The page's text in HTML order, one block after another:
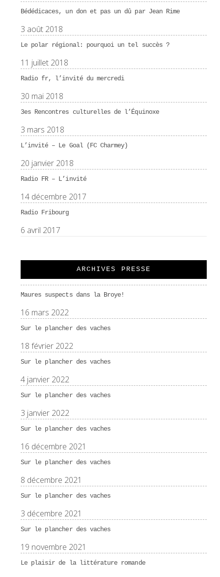
Bédédicaces, un don et pas un dû par Jean Rime
3 août 2018
Le polar régional: pourquoi un tel succès ?
11 juillet 2018
Radio fr, l’invité du mercredi
30 mai 2018
3es Rencontres culturelles de l’Équinoxe
3 mars 2018
L’invité – Le Goal (FC Charmey)
20 janvier 2018
Radio FR – L’invité
14 décembre 2017
Radio Fribourg
6 avril 2017
ARCHIVES PRESSE
Maures suspects dans la Broye!
16 mars 2022
Sur le plancher des vaches
18 février 2022
Sur le plancher des vaches
4 janvier 2022
Sur le plancher des vaches
3 janvier 2022
Sur le plancher des vaches
16 décembre 2021
Sur le plancher des vaches
8 décembre 2021
Sur le plancher des vaches
3 décembre 2021
Sur le plancher des vaches
19 novembre 2021
Le plaisir de la littérature romande